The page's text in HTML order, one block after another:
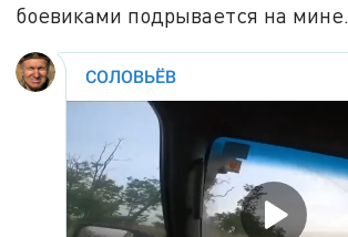
боевиками подрывается на мине.